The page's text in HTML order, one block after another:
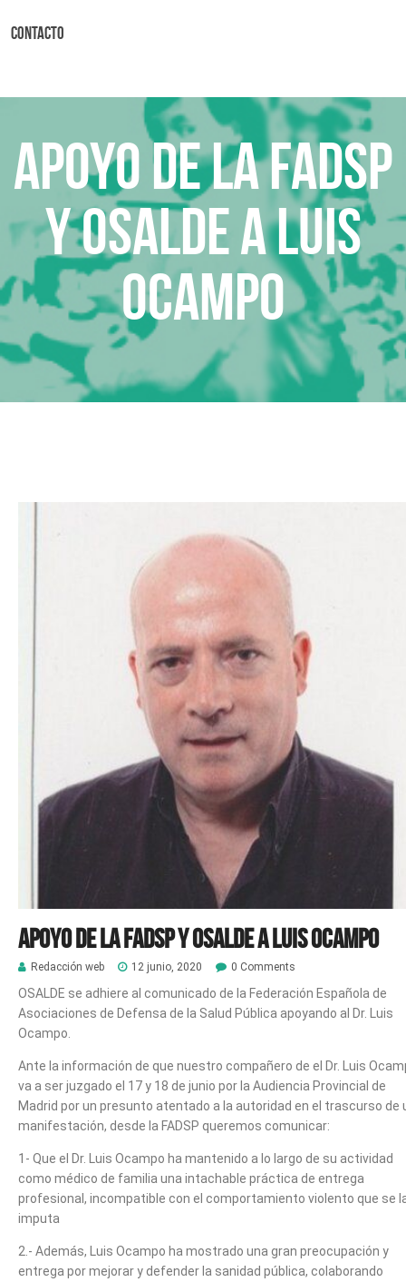
Contacto
Apoyo de la FADSP
y Osalde a Luis
Ocampo
Apoyo de la FADSP y Osalde a Luis Ocampo
Redacción web 12 junio, 2020 0 Comments
OSALDE se adhiere al comunicado de la Federación Española de
Asociaciones de Defensa de la Salud Pública apoyando al Dr. Luis
Ocampo.
Ante la información de que nuestro compañero de el Dr. Luis
va a ser juzgado el 17 y 18 de junio por la Audiencia Provincial de
Madrid por un presunto atentado a la autoridad en el trascurso de
manifestación, desde la FADSP queremos comunicar:
1- Que el Dr. Luis Ocampo ha mantenido a lo largo de su actividad
como médico de familia una intachable práctica de entrega
profesional, incompatible con el comportamiento violento que se
imputa
2.- Además, Luis Ocampo ha mostrado una gran preocupación y
entrega por mejorar y defender la sanidad pública, colaborando